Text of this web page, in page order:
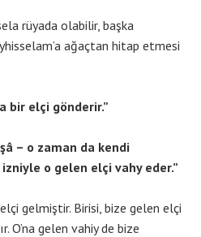
rüyada olabilir, başka
ağaçtan hitap etmesi
bir elçi gönderir.”
– o zaman da kendi
izniyle o gelen elçi vahy eder.”
gelmiştir. Birisi, bize gelen elçi
O’na gelen vahiy de bize